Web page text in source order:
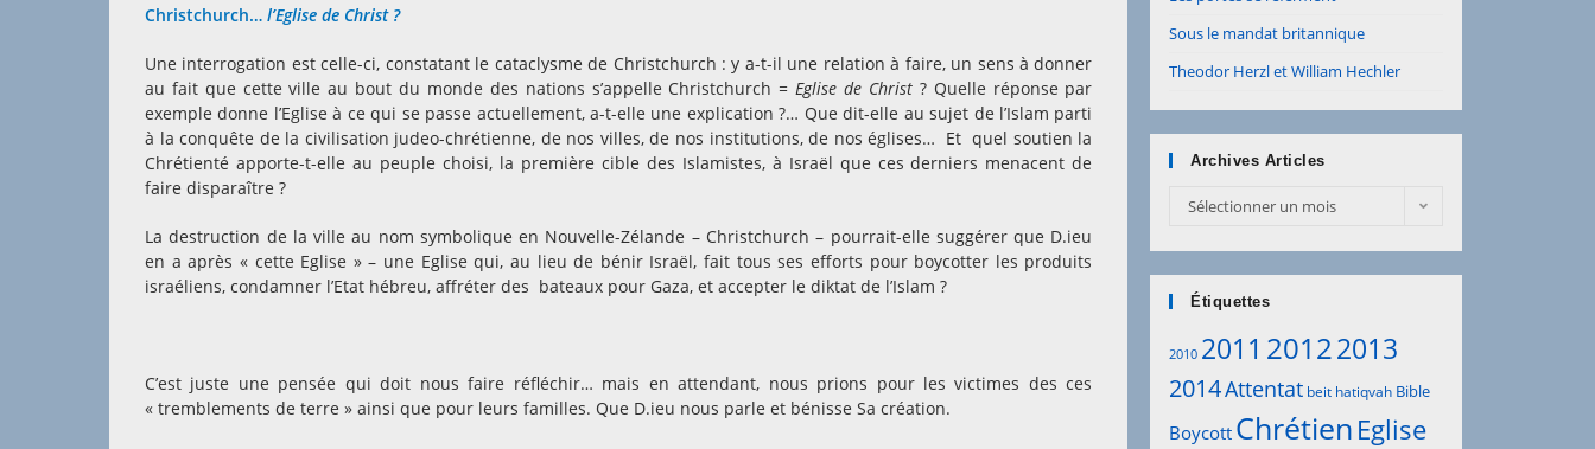
Christchurch… l’Eglise de Christ ?
Une interrogation est celle-ci, constatant le cataclysme de Christchurch : y a-t-il une relation à faire, un sens à donner
au fait que cette ville au bout du monde des nations s’appelle Christchurch = Eglise de Christ? Quelle réponse par
exemple donne l’Eglise à ce qui se passe actuellement, a-t-elle une explication ?… Que dit-elle au sujet de l’Islam parti
à la conquête de la civilisation judeo-chrétienne, de nos villes, de nos institutions, de nos églises… Et quel soutien la
Chrétienté apporte-t-elle au peuple choisi, la première cible des Islamistes, à Israël que ces derniers menacent de
faire disparaître ?
La destruction de la ville au nom symbolique en Nouvelle-Zélande – Christchurch – pourrait-elle suggérer que D.ieu
en a après « cette Eglise » – une Eglise qui, au lieu de bénir Israël, fait tous ses efforts pour boycotter les produits
israéliens, condamner l’Etat hébreu, affréter des bateaux pour Gaza, et accepter le diktat de l’Islam ?
C’est juste une pensée qui doit nous faire réfléchir… mais en attendant, nous prions pour les victimes des ces
« tremblements de terre » ainsi que pour leurs familles. Que D.ieu nous parle et bénisse Sa création.
Sous le mandat britannique
Theodor Herzl et William Hechler
Archives Articles
Archives
Sélectionner un mois
Étiquettes
2010 2011 20122013
2014Attentat beit hatiqvah Bible
Boycott Chrétien Eglise